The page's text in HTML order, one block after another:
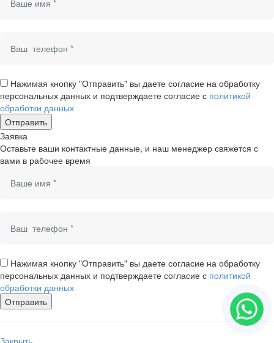
Нажимая кнопку "Отправить" вы даете согласие на обработку
персональных данных и подтверждаете согласие с политикой
обработки данных
Заявка
Оставьте ваши контактные данные, и наш менеджер свяжется с
вами в рабочее время
Нажимая кнопку "Отправить" вы даете согласие на обработку
персональных данных и подтверждаете согласие с политикой
обработки данных
Закрыть